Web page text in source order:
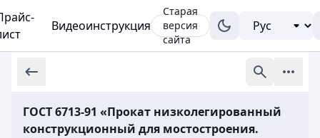
Видеоинструкция
Старая
версия
сайта
ГОСТ 6713-91 «Прокат низколегированный
конструкционный для мостостроения.